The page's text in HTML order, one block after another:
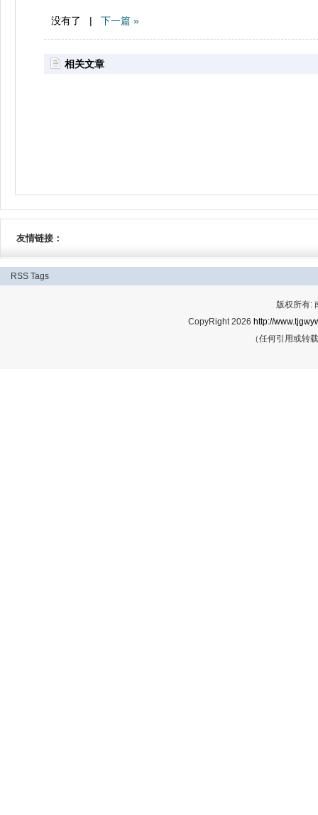
没有了 | 下一篇 »
相关文章
友情链接：
RSS Tags
版权所有:
CopyRight 2026 http://
（任何引用或转